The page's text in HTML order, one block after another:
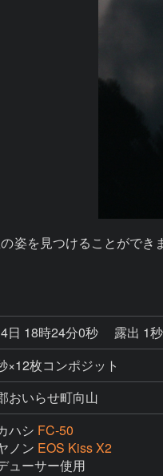
姿を見つけることがで
日 18時24分0秒
露出 1秒
×12枚コンポジット
おいらせ町向山
ハシ FC-50
ノン EOS Kiss X2
ューサー使用